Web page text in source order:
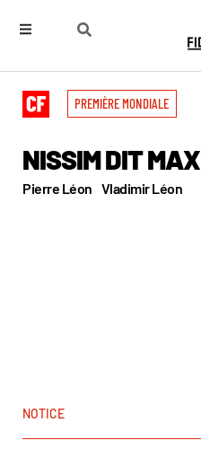
PREMIÈRE MONDIALE
NISSIM DIT MAX
Pierre Léon Vladimir Léon
NOTICE